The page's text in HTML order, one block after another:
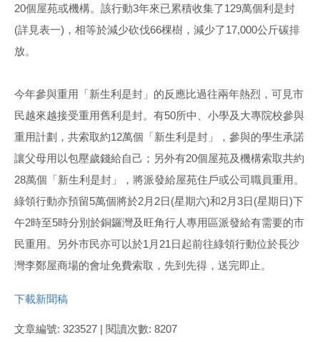
20個屋苑或機構。該行動3年來已累積收集了129萬個利是封
(詳見表一)，相等於減少砍伐66棵樹，減少了17,000公斤碳排
放。
今年參與重用「新生利是封」的反應比過往兩年熱烈，可見市
民越來越接受重用舊利是封。有50所中、小學及大專院校參與
重用計劃，共索取約12萬個「新生利是封」，參與的學生承諾
讓父母用以包壓歲錢給自己；另外有20個屋苑及機構索取共約
28萬個「新生利是封」，將派發給屋苑住戶或公司職員重用。
綠領行動亦預留5萬個將於2月2日(星期六)和2月3日(星期日)下
午2時至5時分別於銅鑼灣及旺角行人專用區派發給有需要的市
民重用。另外市民亦可以於1月21日起前往綠領行動位於長沙
灣李鄭屋商場的會址免費索取，先到先得，送完即止。
下載新聞稿
文章編號: 323527 | 閱讀次數: 8207